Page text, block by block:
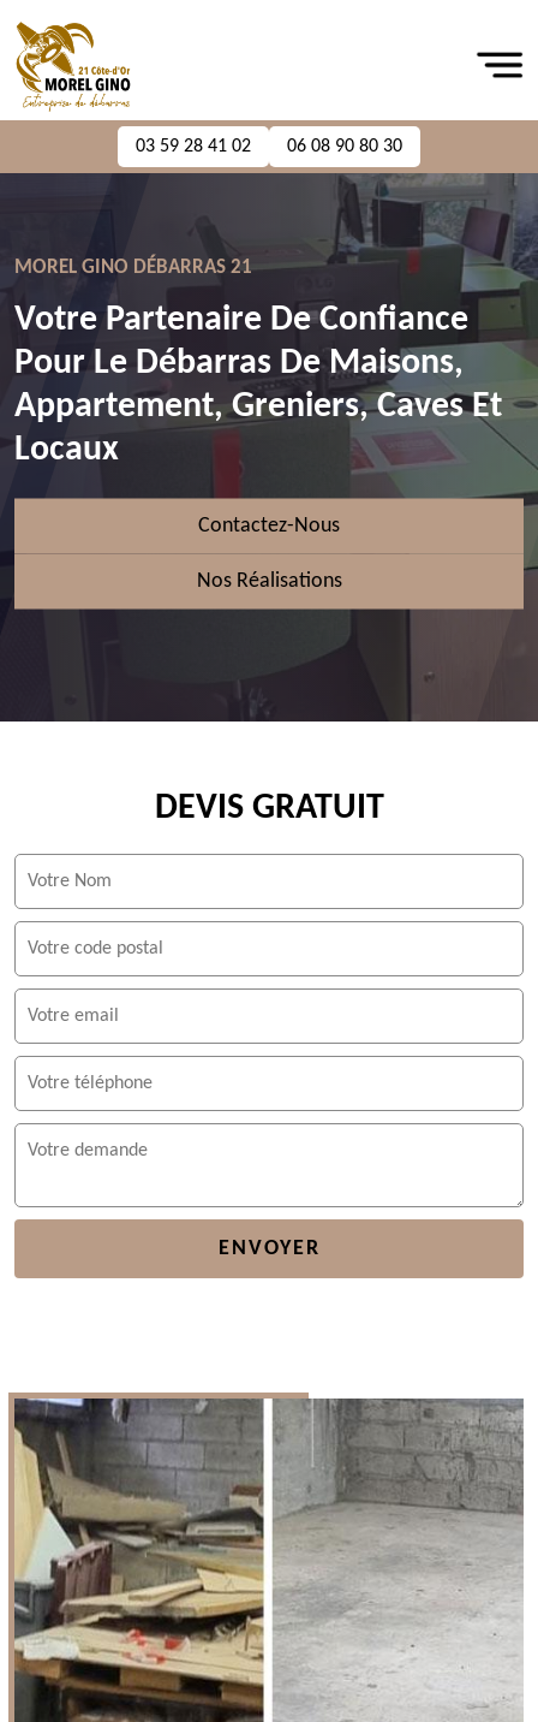
03 59 28 41 02 06 08 90 80 30
MOREL GINO DÉBARRAS 21
Votre Partenaire De Confiance
Pour Le Débarras De Maisons,
Appartement, Greniers, Caves Et
Locaux
Contactez-Nous
Nos Réalisations
DEVIS GRATUIT